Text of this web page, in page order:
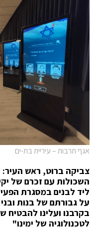
אגף תרבות – עיריית בת-ים
צביקה ברוט, ראש
השכולות עם זכרם של
ליד לבנים במסגרת
על גבורתם של בנות
בקרבנו ועלינו להבטיח
לטכנולוגיה של ימינו"